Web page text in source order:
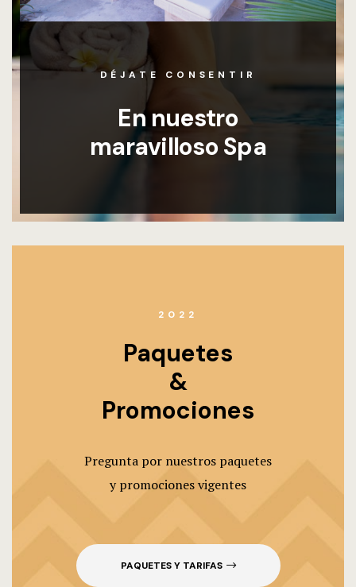
DÉJATE CONSENTIR
En nuestro
maravilloso Spa
2022
Paquetes
&
Promociones
Pregunta por nuestros paquetes
y promociones vigentes
PAQUETES Y TARIFAS